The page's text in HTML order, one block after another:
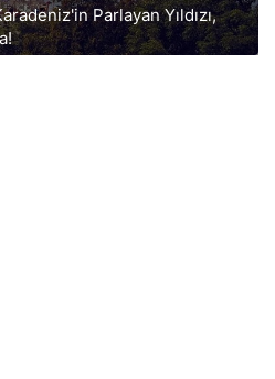
Parlayan Yıldızı,